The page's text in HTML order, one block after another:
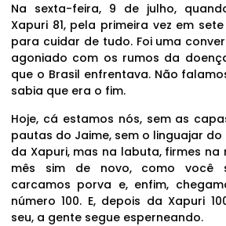
Na sexta-feira, 9 de julho,
Xapuri 81, pela primeira vez em
para cuidar de tudo. Foi uma
agoniado com os rumos da
que o Brasil enfrentava. Não
sabia que era o fim.
Hoje, cá estamos nós, sem as
pautas do Jaime, sem o linguajar do
da Xapuri, mas na labuta, firmes na
mês sim de novo, como você
carcamos porva e, enfim,
número 100. E, depois da Xapuri
seu, a gente segue esperneando.